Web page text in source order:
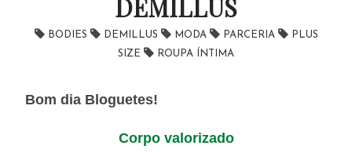
DEMILLUS
BODIES DEMILLUS MODA PARCERIA
PLUS
SIZE
ROUPA ÍNTIMA
Bom dia Bloguetes!
Corpo valorizado